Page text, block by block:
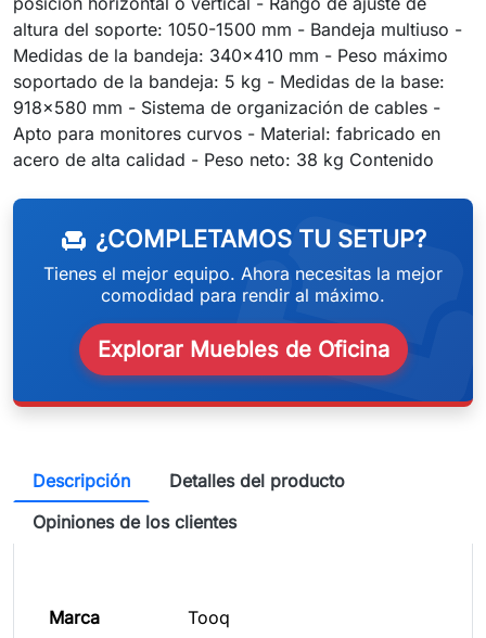
altura del soporte: 1050-1500 mm - Bandeja multiuso -
Medidas de la bandeja: 340x410 mm - Peso máximo
soportado de la bandeja: 5 kg - Medidas de la base:
918x580 mm - Sistema de organización de cables -
Apto para monitores curvos - Material: fabricado en
acero de alta calidad - Peso neto: 38 kg Contenido
chair ¿COMPLETAMOS TU SETUP?
Tienes el mejor equipo. Ahora necesitas la mejor
comodidad para rendir al máximo.
Explorar Muebles de Oficina
Descripción
Detalles del producto
Opiniones de los clientes
Marca Tooq